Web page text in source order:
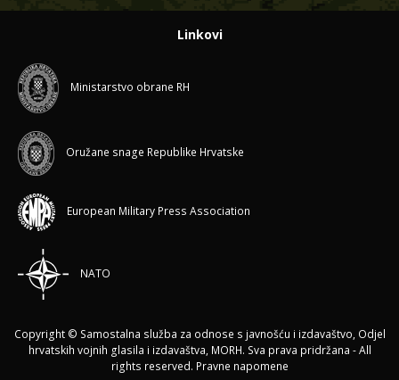
Linkovi
Ministarstvo obrane RH
Oružane snage Republike Hrvatske
European Military Press Association
NATO
Copyright © Samostalna služba za odnose s javnošću i izdavaštvo, Odjel
hrvatskih vojnih glasila i izdavaštva, MORH. Sva prava pridržana - All
rights reserved. Pravne napomene